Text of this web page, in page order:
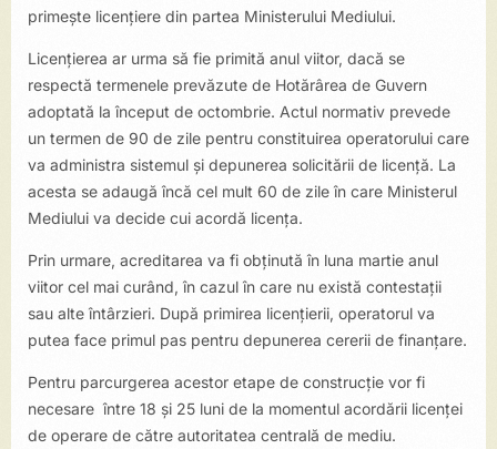
primește licențiere din partea Ministerului Mediului.
Licențierea ar urma să fie primită anul viitor, dacă se
respectă termenele prevăzute de Hotărârea de Guvern
adoptată la început de octombrie. Actul normativ prevede
un termen de 90 de zile pentru constituirea operatorului care
va administra sistemul și depunerea solicitării de licență. La
acesta se adaugă încă cel mult 60 de zile în care Ministerul
Mediului va decide cui acordă licența.
Prin urmare, acreditarea va fi obținută în luna martie anul
viitor cel mai curând, în cazul în care nu există contestații
sau alte întârzieri. După primirea licențierii, operatorul va
putea face primul pas pentru depunerea cererii de finanțare.
Pentru parcurgerea acestor etape de construcție vor fi
necesare între 18 și 25 luni de la momentul acordării licenței
de operare de către autoritatea centrală de mediu.